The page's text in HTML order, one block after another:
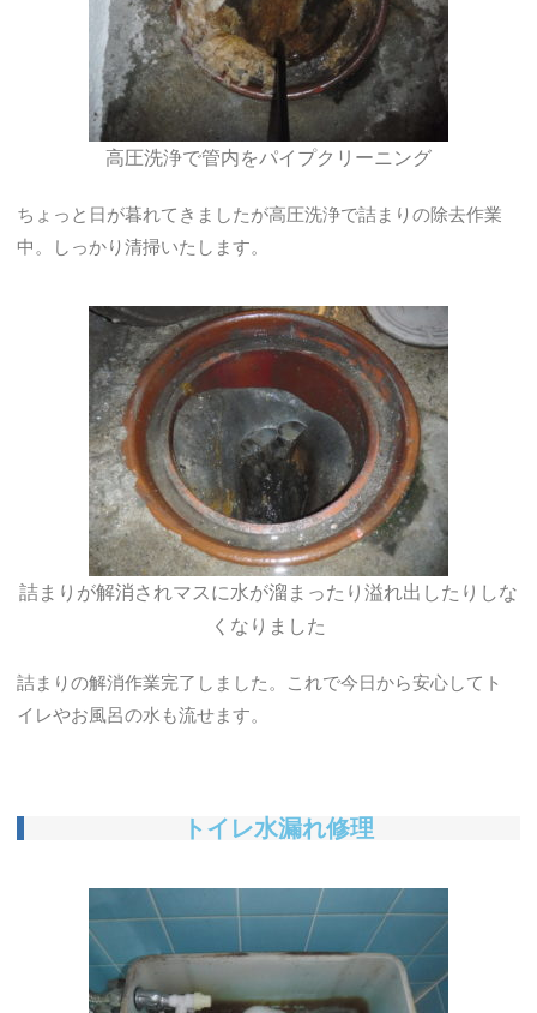
高圧洗浄で管内をパイプクリーニング
ちょっと日が暮れてきましたが高圧洗浄で詰まりの除去作業
中。しっかり清掃いたします。
詰まりが解消されマスに水が溜まったり溢れ出したりしな
くなりました
詰まりの解消作業完了しました。これで今日から安心してト
イレやお風呂の水も流せます。
トイレ水漏れ修理